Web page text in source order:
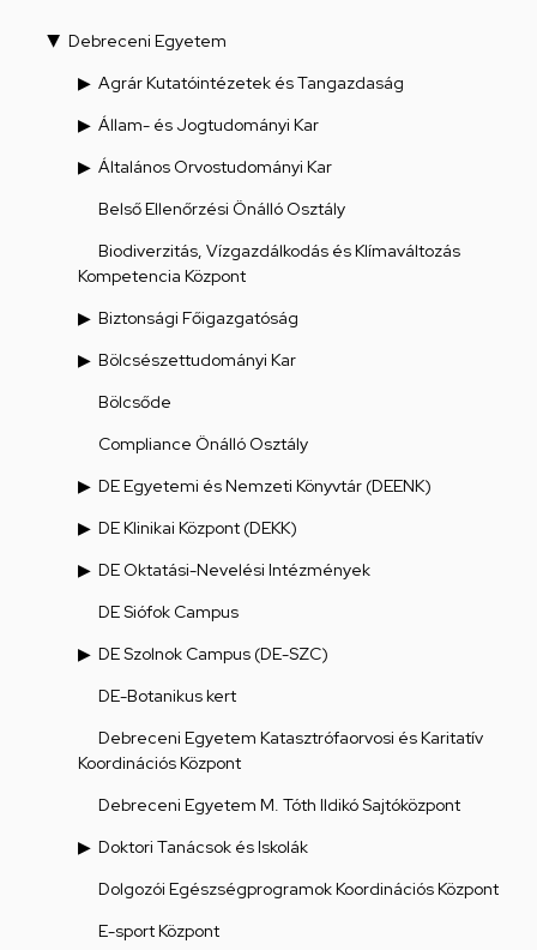
Debreceni Egyetem
Agrár Kutatóintézetek és Tangazdaság
Állam- és Jogtudományi Kar
Általános Orvostudományi Kar
Belső Ellenőrzési Önálló Osztály
Biodiverzitás, Vízgazdálkodás és Klímaváltozás
Kompetencia Központ
Biztonsági Főigazgatóság
Bölcsészettudományi Kar
Bölcsőde
Compliance Önálló Osztály
DE Egyetemi és Nemzeti Könyvtár (DEENK)
DE Klinikai Központ (DEKK)
DE Oktatási-Nevelési Intézmények
DE Siófok Campus
DE Szolnok Campus (DE-SZC)
DE-Botanikus kert
Debreceni Egyetem Katasztrófaorvosi és Karitatív
Koordinációs Központ
Debreceni Egyetem M. Tóth Ildikó Sajtóközpont
Doktori Tanácsok és Iskolák
Dolgozói Egészségprogramok Koordinációs Központ
E-sport Központ